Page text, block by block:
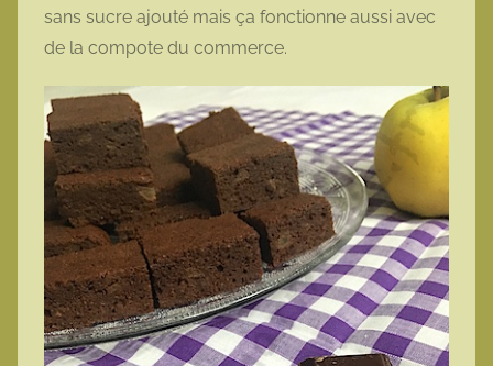
sans sucre ajouté mais ça fonctionne aussi avec
de la compote du commerce.